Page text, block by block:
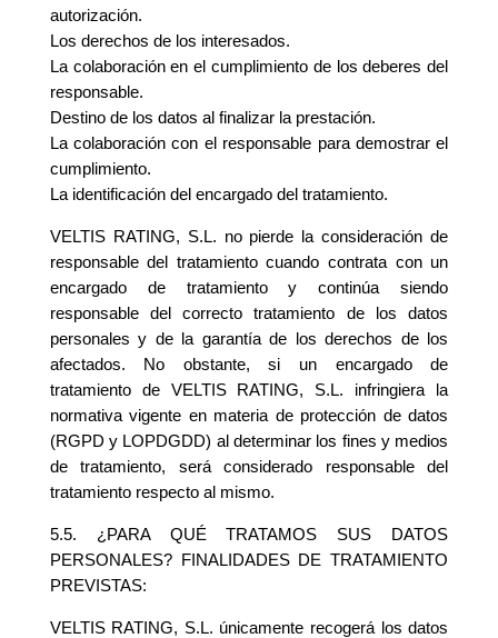
autorización.
Los derechos de los interesados.
La colaboración en el cumplimiento de los deberes del
responsable.
Destino de los datos al finalizar la prestación.
La colaboración con el responsable para demostrar el
cumplimiento.
La identificación del encargado del tratamiento.
VELTIS RATING, S.L. no pierde la consideración de
responsable del tratamiento cuando contrata con un
encargado de tratamiento y continúa siendo
responsable del correcto tratamiento de los datos
personales y de la garantía de los derechos de los
afectados. No obstante, si un encargado de
tratamiento de VELTIS RATING, S.L. infringiera la
normativa vigente en materia de protección de datos
(RGPD y LOPDGDD) al determinar los fines y medios
de tratamiento, será considerado responsable del
tratamiento respecto al mismo.
5.5. ¿PARA QUÉ TRATAMOS SUS DATOS
PERSONALES? FINALIDADES DE TRATAMIENTO
PREVISTAS:
VELTIS RATING, S.L. únicamente recogerá los datos